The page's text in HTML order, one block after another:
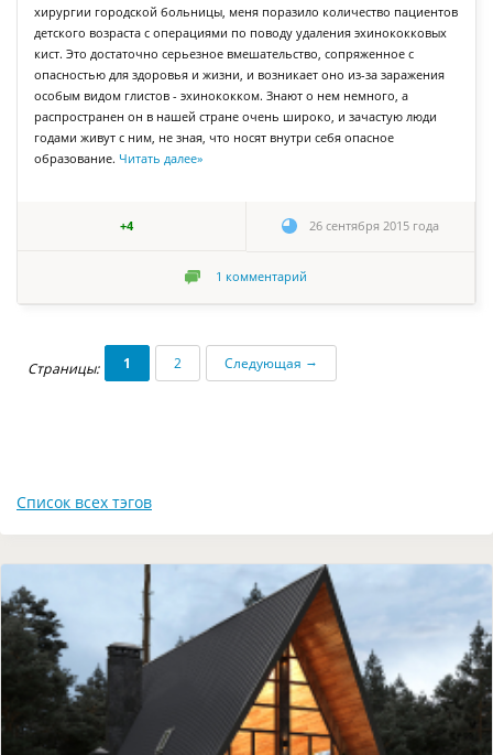
хирургии городской больницы, меня поразило количество пациентов
детского возраста с операциями по поводу удаления эхинококковых
кист. Это достаточно серьезное вмешательство, сопряженное с
опасностью для здоровья и жизни, и возникает оно из-за заражения
особым видом глистов - эхинококком. Знают о нем немного, а
распространен он в нашей стране очень широко, и зачастую люди
годами живут с ним, не зная, что носят внутри себя опасное
образование. Читать далее»
+4 26 сентября 2015 года
1 комментарий
Страницы: 1 2 Следующая →
Список всех тэгов